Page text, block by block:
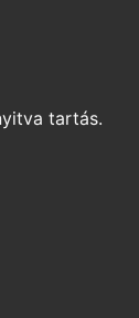
tartás.